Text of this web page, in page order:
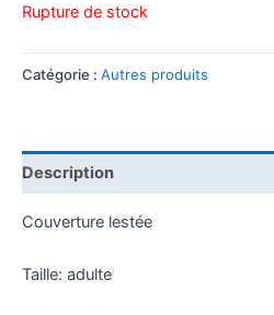
Rupture de stock
Catégorie : Autres produits
Description
Couverture lestée
Taille: adulte